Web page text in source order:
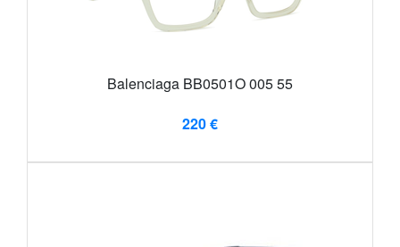
Balenciaga BB0501O 005 55
220 €